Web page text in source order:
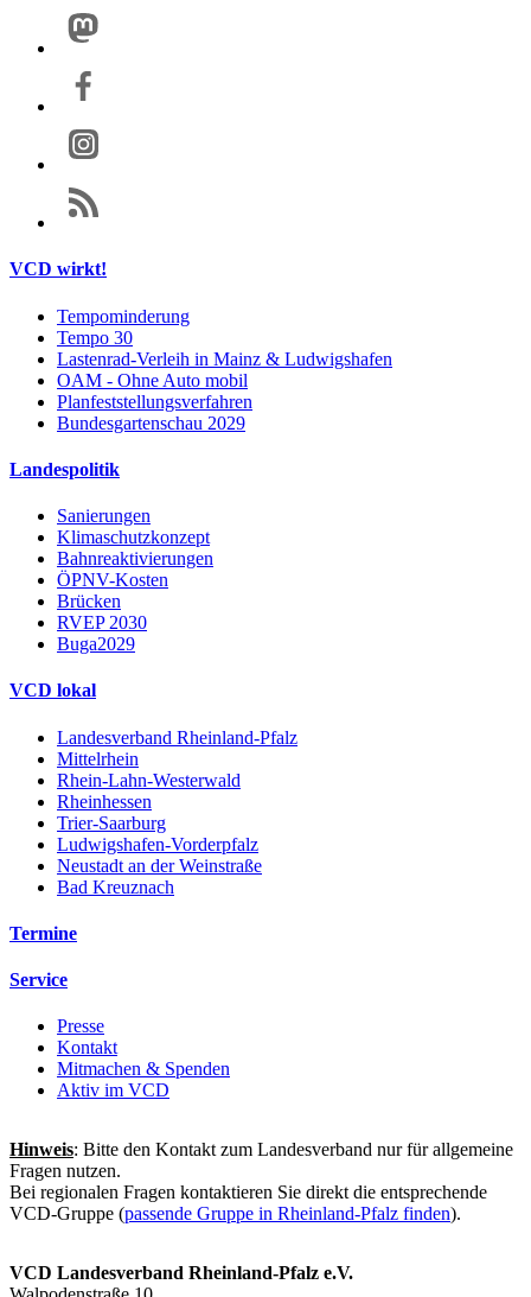
VCD wirkt!
Tempominderung
Tempo 30
Lastenrad-Verleih in Mainz & Ludwigshafen
OAM - Ohne Auto mobil
Planfeststellungsverfahren
Bundesgartenschau 2029
Landespolitik
Sanierungen
Klimaschutzkonzept
Bahnreaktivierungen
ÖPNV-Kosten
Brücken
RVEP 2030
Buga2029
VCD lokal
Landesverband Rheinland-Pfalz
Mittelrhein
Rhein-Lahn-Westerwald
Rheinhessen
Trier-Saarburg
Ludwigshafen-Vorderpfalz
Neustadt an der Weinstraße
Bad Kreuznach
Termine
Service
Presse
Kontakt
Mitmachen & Spenden
Aktiv im VCD
Hinweis: Bitte den Kontakt zum Landesverband nur für allgemeine
Fragen nutzen.
Bei regionalen Fragen kontaktieren Sie direkt die entsprechende
VCD-Gruppe (passende Gruppe in Rheinland-Pfalz finden).
VCD Landesverband Rheinland-Pfalz e.V.